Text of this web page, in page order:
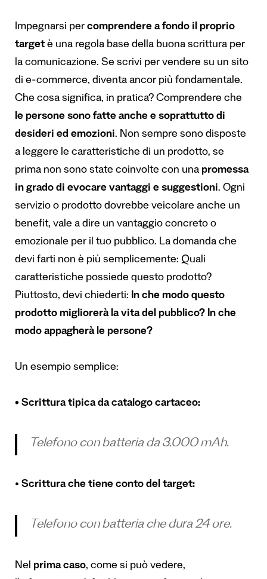
Impegnarsi per comprendere a fondo il proprio
target è una regola base della buona scrittura per
la comunicazione. Se scrivi per vendere su un sito
di e-commerce, diventa ancor più fondamentale.
Che cosa significa, in pratica? Comprendere che
le persone sono fatte anche e soprattutto di
desideri ed emozioni. Non sempre sono disposte
a leggere le caratteristiche di un prodotto, se
prima non sono state coinvolte con una promessa
in grado di evocare vantaggi e suggestioni. Ogni
servizio o prodotto dovrebbe veicolare anche un
benefit, vale a dire un vantaggio concreto o
emozionale per il tuo pubblico. La domanda che
devi farti non è più semplicemente: Quali
caratteristiche possiede questo prodotto?
Piuttosto, devi chiederti: In che modo questo
prodotto migliorerà la vita del pubblico? In che
modo appagherà le persone?
Un esempio semplice:
• Scrittura tipica da catalogo cartaceo:
Telefono con batteria da 3.000 mAh.
• Scrittura che tiene conto del target:
Telefono con batteria che dura 24 ore.
Nel prima caso, come si può vedere,